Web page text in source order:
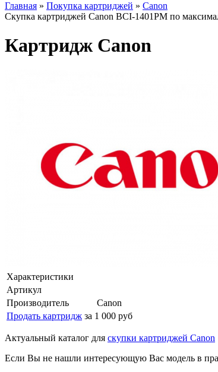
Главная » Покупка картриджей » Canon
Скупка картриджей Canon BCI-1401PM по
Картридж Canon
Характеристики
Артикул
Производитель
Canon
Продать картридж за 1 000 руб
Актуальный каталог для скупки картриджей Canon
Если Вы не нашли интересующую Вас модель в